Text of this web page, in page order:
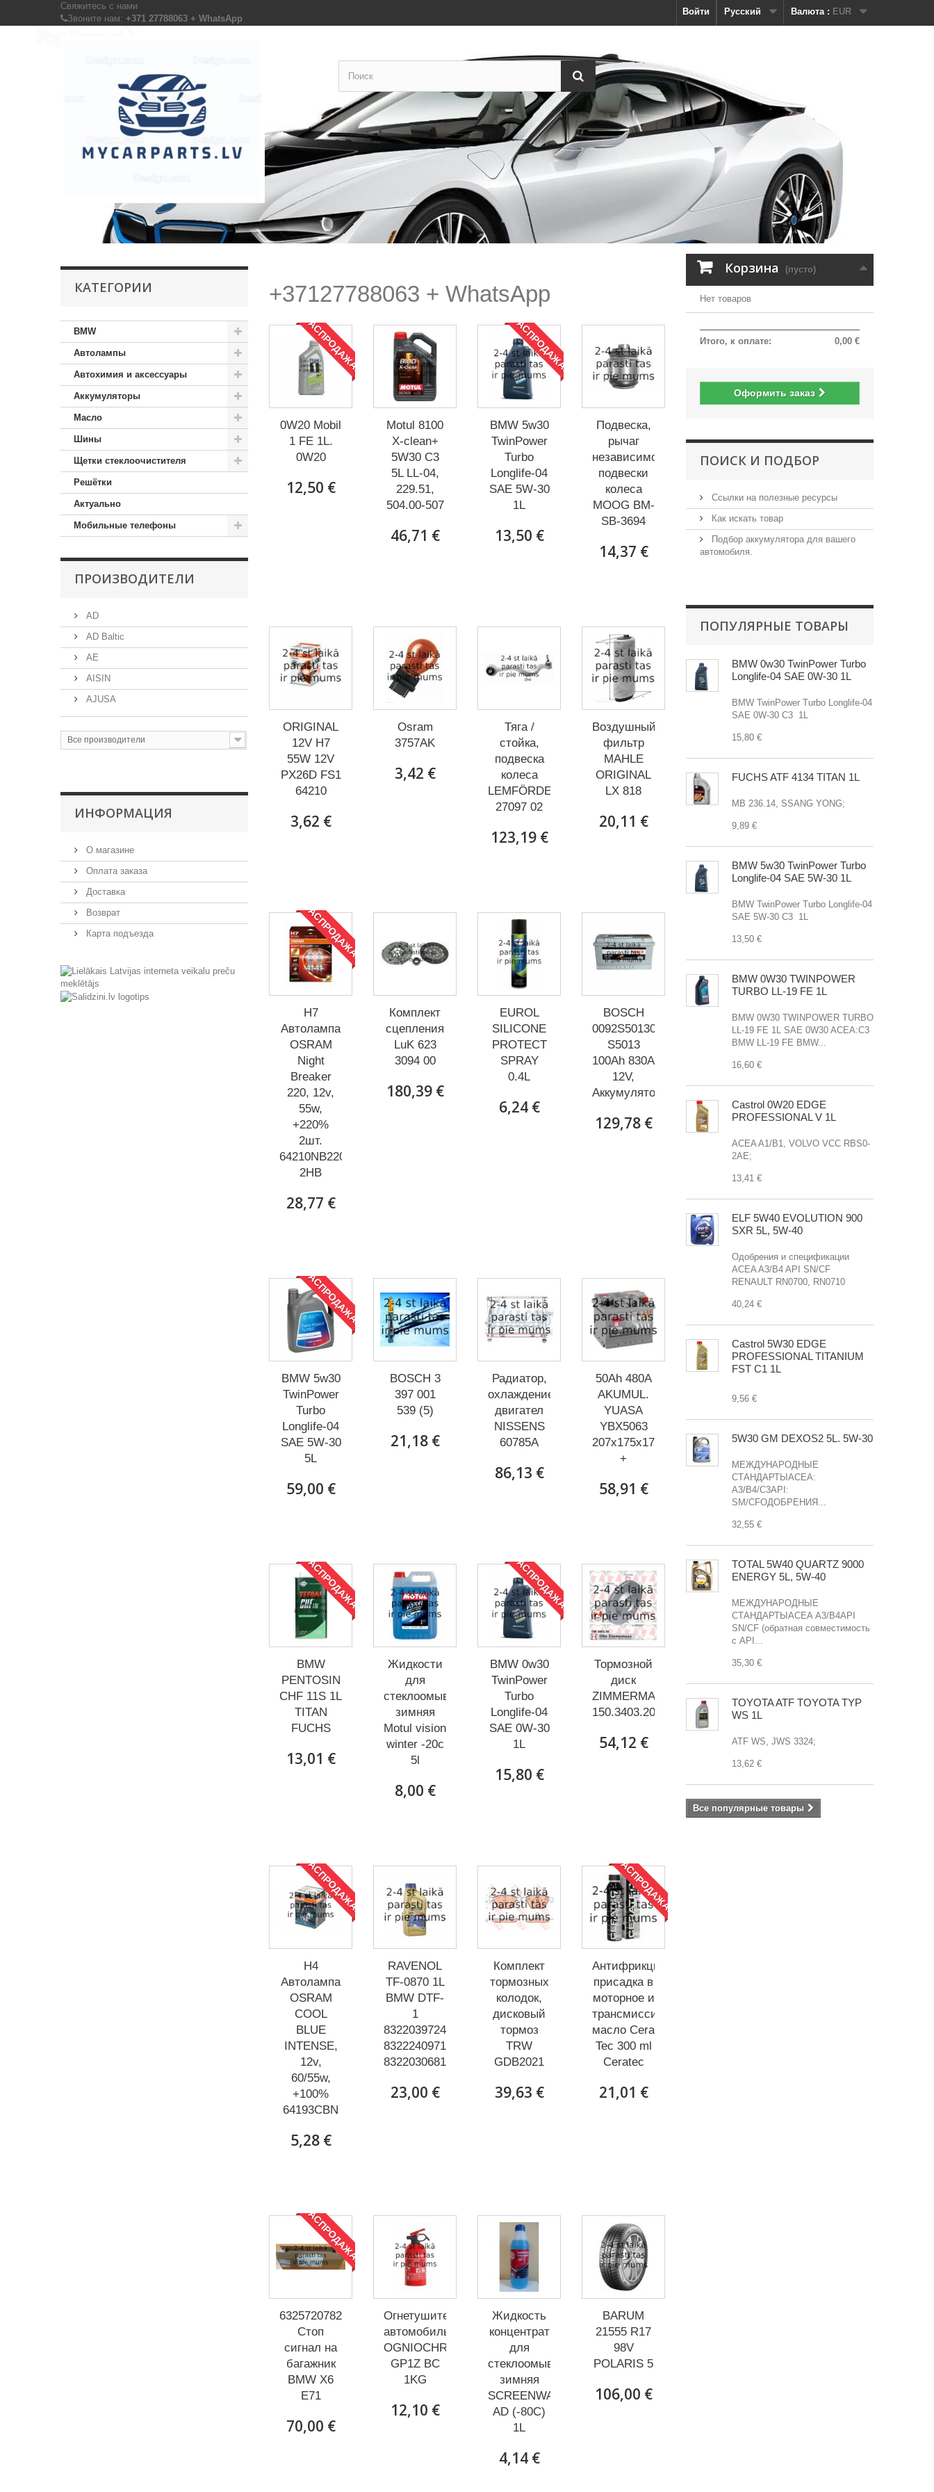
Валюта : EUR
Русский
Войти
Свяжитесь с нами
Звоните нам: +371 27788063 + WhatsApp
КАТЕГОРИИ
BMW
Автолампы
Автохимия и аксессуары
Аккумуляторы
Масло
Шины
Щетки стеклоочистителя
Решётки
Актуально
Мобильные телефоны
ПРОИЗВОДИТЕЛИ
AD
AD Baltic
AE
AISIN
AJUSA
Все производители
ИНФОРМАЦИЯ
О магазине
Оплата заказа
Доставка
Возврат
Карта подъезда
+37127788063 + WhatsApp
РАСПРОДАЖА!
0W20 Mobil
1 FE 1L.
0W20
12,50 €
Motul 8100
X-clean+
5W30 C3
5L LL-04,
229.51,
504.00-507
46,71 €
РАСПРОДАЖА!
BMW 5w30
TwinPower
Turbo
Longlife-04
SAE 5W-30
1L
13,50 €
Подвеска,
рычаг
независимой
подвески
колеса
MOOG BM-
SB-3694
14,37 €
ORIGINAL
12V H7
55W 12V
PX26D FS1
64210
3,62 €
Osram
3757AK
3,42 €
Тяга /
стойка,
подвеска
колеса
LEMFÖRDER
27097 02
123,19 €
Воздушный
фильтр
MAHLE
ORIGINAL
LX 818
20,11 €
РАСПРОДАЖА!
H7
Автолампа
OSRAM
Night
Breaker
220, 12v,
55w,
+220%
2шт.
64210NB220-
2HB
28,77 €
Комплект
сцепления
LuK 623
3094 00
180,39 €
EUROL
SILICONE
PROTECT
SPRAY
0.4L
6,24 €
BOSCH
0092S50130
S5013
100Ah 830A
12V,
Аккумулятор.
129,78 €
РАСПРОДАЖА!
BMW 5w30
TwinPower
Turbo
Longlife-04
SAE 5W-30
5L
59,00 €
BOSCH 3
397 001
539 (5)
21,18 €
Радиатор,
охлаждение
двигател
NISSENS
60785A
86,13 €
50Ah 480A
AKUMUL.
YUASA
YBX5063
207x175x175-
+
58,91 €
РАСПРОДАЖА!
BMW
PENTOSIN
CHF 11S 1L
TITAN
FUCHS
13,01 €
Жидкости
для
стеклоомывателя
зимняя
Motul vision
winter -20c
5l
8,00 €
РАСПРОДАЖА!
BMW 0w30
TwinPower
Turbo
Longlife-04
SAE 0W-30
1L
15,80 €
Тормозной
диск
ZIMMERMANN
150.3403.20
54,12 €
РАСПРОДАЖА!
H4
Автолампа
OSRAM
COOL
BLUE
INTENSE,
12v,
60/55w,
+100%
64193CBN
5,28 €
RAVENOL
TF-0870 1L
BMW DTF-
1
83220397244
83222409710
83220306816
23,00 €
Комплект
тормозных
колодок,
дисковый
тормоз
TRW
GDB2021
39,63 €
РАСПРОДАЖА!
Антифрикционная
присадка в
моторное и
трансмиссионное
масло Cera
Tec 300 ml
Ceratec
21,01 €
РАСПРОДАЖА!
63257207821
Cтоп
сигнал на
багажник
BMW X6
E71
70,00 €
Огнетушитель
автомобильный
OGNIOCHRON
GP1Z BC
1KG
12,10 €
Жидкость
концентрат
для
стеклоомывателя
зимняя
SCREENWASH
AD (-80C)
1L
4,14 €
BARUM
21555 R17
98V
POLARIS 5
106,00 €
Корзина (пусто)
Нет товаров
0,00 €
Итого, к оплате:
Оформить заказ
ПОИСК И ПОДБОР
Ссылки на полезные ресурсы
Как искать товар
Подбор аккумулятора для вашего
автомобиля.
ПОПУЛЯРНЫЕ ТОВАРЫ
BMW 0w30 TwinPower Turbo
Longlife-04 SAE 0W-30 1L
BMW TwinPower Turbo Longlife-04
SAE 0W-30 C3 1L
15,80 €
FUCHS ATF 4134 TITAN 1L
MB 236.14, SSANG YONG;
9,89 €
BMW 5w30 TwinPower Turbo
Longlife-04 SAE 5W-30 1L
BMW TwinPower Turbo Longlife-04
SAE 5W-30 C3 1L
13,50 €
BMW 0W30 TWINPOWER
TURBO LL-19 FE 1L
BMW 0W30 TWINPOWER TURBO
LL-19 FE 1L SAE 0W30 ACEA:C3
BMW LL-19 FE BMW...
16,60 €
Castrol 0W20 EDGE
PROFESSIONAL V 1L
ACEA A1/B1, VOLVO VCC RBS0-
2AE;
13,41 €
ELF 5W40 EVOLUTION 900
SXR 5L, 5W-40
Одобрения и спецификации
ACEA A3/B4 API SN/CF
RENAULT RN0700, RN0710
40,24 €
Castrol 5W30 EDGE
PROFESSIONAL TITANIUM
FST C1 1L
9,56 €
5W30 GM DEXOS2 5L. 5W-30
МЕЖДУНАРОДНЫЕ
СТАНДАРТЫACEA:
A3/B4/C3API:
SM/CFОДОБРЕНИЯ...
32,55 €
TOTAL 5W40 QUARTZ 9000
ENERGY 5L, 5W-40
МЕЖДУНАРОДНЫЕ
СТАНДАРТЫACEA А3/B4API
SN/CF (обратная совместимость
с API...
35,30 €
TOYOTA ATF TOYOTA TYP
WS 1L
ATF WS, JWS 3324;
13,62 €
Все популярные товары